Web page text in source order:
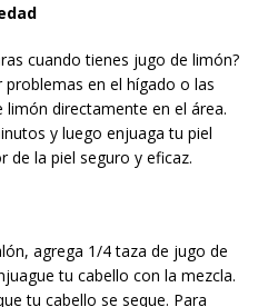
cuando tienes jugo de limón?
en el hígado o las
directamente en el área.
y luego enjuaga tu piel
de la piel seguro y eficaz.
agrega 1/4 taza de jugo de
tu cabello con la mezcla.
tu cabello se seque. Para